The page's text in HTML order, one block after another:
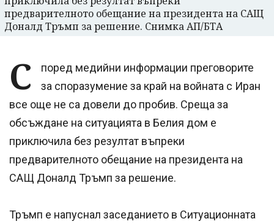
предварителното обещание на президента на САЩ
Доналд Тръмп за решение. Снимка АП/БТА
С
поред медийни информации преговорите
за споразумение за край на войната с Иран
все още не са довели до пробив. Среща за
обсъждане на ситуацията в Белия дом е
приключила без резултат въпреки
предварителното обещание на президента на
САЩ Доналд Тръмп за решение.
Тръмп е напуснал заседанието в Ситуационната